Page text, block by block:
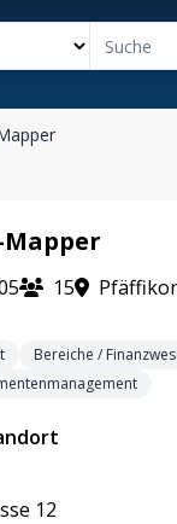
Mapper
15
Bereiche /
12